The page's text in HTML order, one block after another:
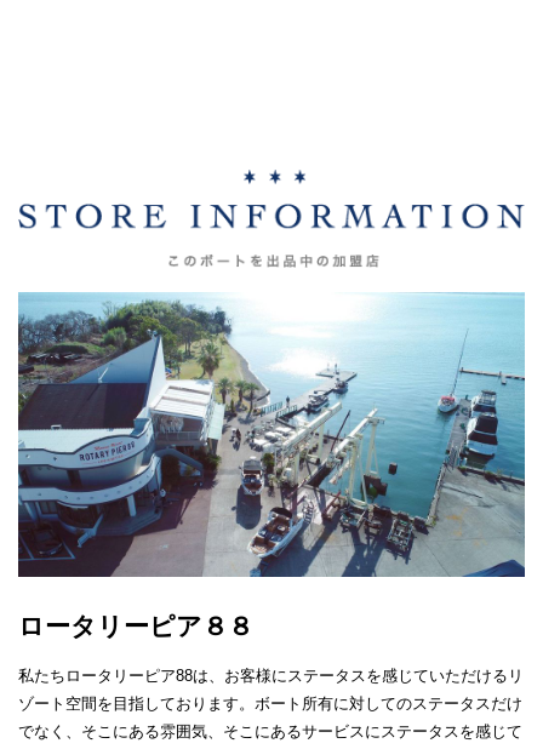
ロータリーピア８８
私たちロータリーピア88は、お客様にステータスを感じていただけるリ
ゾート空間を目指しております。ボート所有に対してのステータスだけ
でなく、そこにある雰囲気、そこにあるサービスにステータスを感じて